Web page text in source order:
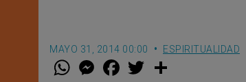
MAYO 31, 2014 00:00 ESPIRITUALIDAD
W M
e
F
a w